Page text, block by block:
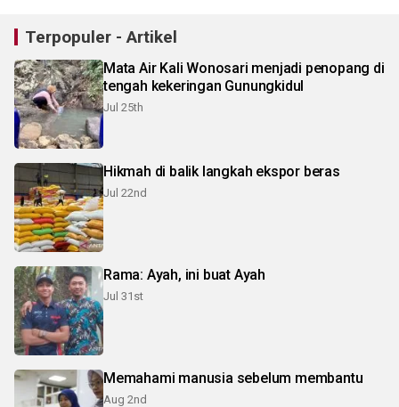
Terpopuler - Artikel
Mata Air Kali Wonosari menjadi penopang di
tengah kekeringan Gunungkidul
Jul 25th
Hikmah di balik langkah ekspor beras
Jul 22nd
Rama: Ayah, ini buat Ayah
Jul 31st
Memahami manusia sebelum membantu
Aug 2nd